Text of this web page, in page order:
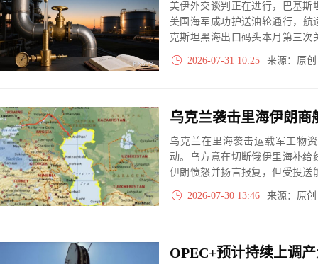
美伊外交谈判正在进行，巴基斯
美国海军成功护送油轮通行，
克斯坦黑海出口码头本月第三
取决于外交进展与供应中断的博
2026-07-31 10:25 来源：原
乌克兰在里海袭击运载军工物
动。乌方意在切断俄伊里海补给
伊朗愤怒并扬言报复，但受投送
政府希望隔离两场冲突，局势
产。
2026-07-30 13:46 来源：原